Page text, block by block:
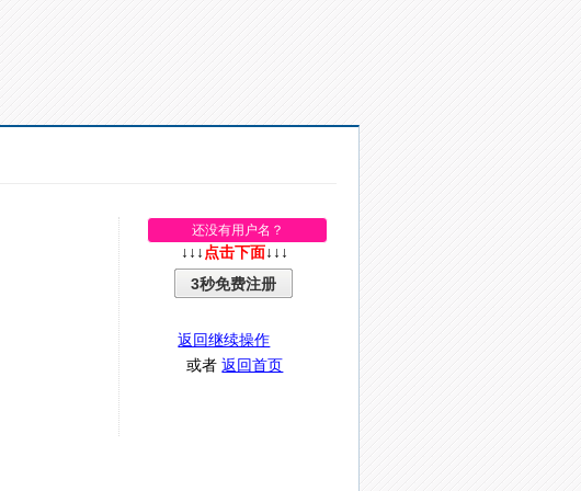
还没有用户名？
↓↓↓ 点击下面 ↓↓↓
3秒免费注册
返回继续操作
或者返回首页